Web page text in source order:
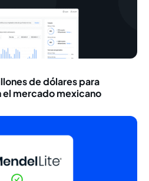
de dólares para
mercado mexicano